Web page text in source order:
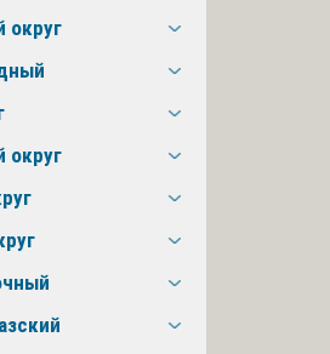
округ
округ